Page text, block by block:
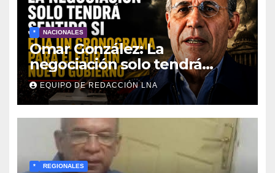
* NACIONALES
Omar González: La
negociación solo tendrá
sentido si fija un cronograma
para elegir un nuevo
gobierno
EQUIPO DE REDACCIÓN LNA
* REGIONALES